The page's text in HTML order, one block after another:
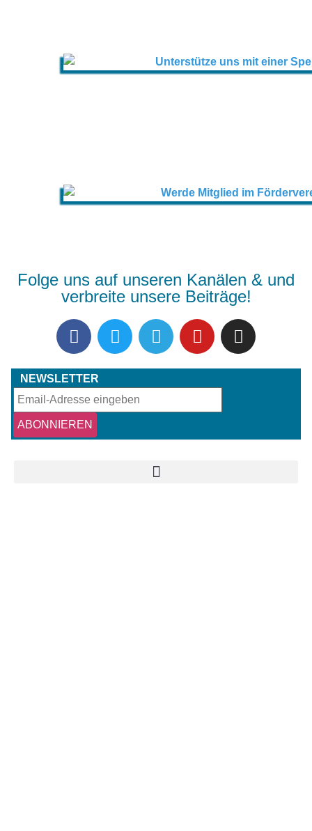
Folge uns auf unseren Kanälen & und
verbreite unsere Beiträge!
NEWSLETTER